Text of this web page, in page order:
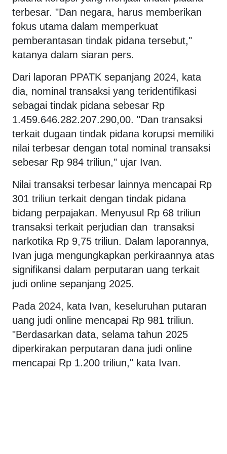
terbesar. "Dan negara, harus memberikan
fokus utama dalam memperkuat
pemberantasan tindak pidana tersebut,"
katanya dalam siaran pers.
Dari laporan PPATK sepanjang 2024, kata
dia, nominal transaksi yang teridentifikasi
sebagai tindak pidana sebesar Rp
1.459.646.282.207.290,00. "Dan transaksi
terkait dugaan tindak pidana korupsi memiliki
nilai terbesar dengan total nominal transaksi
sebesar Rp 984 triliun," ujar Ivan.
Nilai transaksi terbesar lainnya mencapai Rp
301 triliun terkait dengan tindak pidana
bidang perpajakan. Menyusul Rp 68 triliun
transaksi terkait perjudian dan transaksi
narkotika Rp 9,75 triliun. Dalam laporannya,
Ivan juga mengungkapkan perkiraannya atas
signifikansi dalam perputaran uang terkait
judi online sepanjang 2025.
Pada 2024, kata Ivan, keseluruhan putaran
uang judi online mencapai Rp 981 triliun.
"Berdasarkan data, selama tahun 2025
diperkirakan perputaran dana judi online
mencapai Rp 1.200 triliun," kata Ivan.